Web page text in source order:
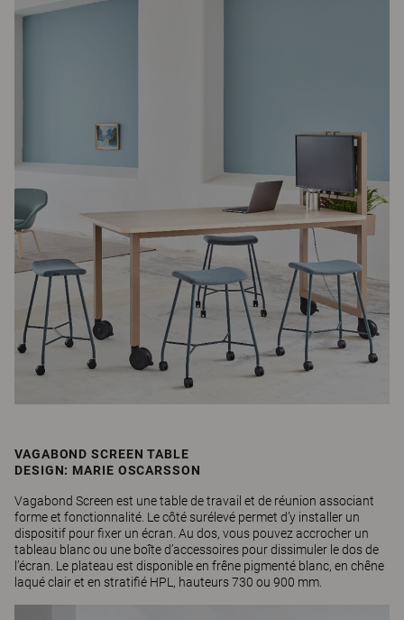
VAGABOND SCREEN TABLE
DESIGN: MARIE OSCARSSON
Vagabond Screen est une table de travail et de réunion associant
forme et fonctionnalité. Le côté surélevé permet d’y installer un
dispositif pour fixer un écran. Au dos, vous pouvez accrocher un
tableau blanc ou une boîte d’accessoires pour dissimuler le dos de
l’écran. Le plateau est disponible en frêne pigmenté blanc, en chêne
laqué clair et en stratifié HPL, hauteurs 730 ou 900 mm.